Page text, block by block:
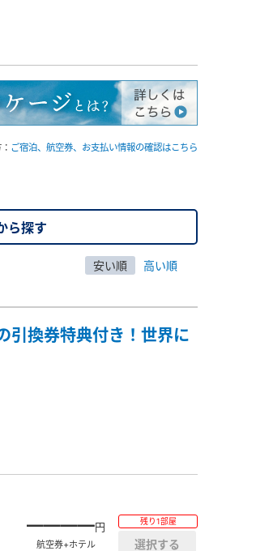
ご宿泊、航空券、お支払い情報の確認はこちら
ら探す
安い順 高い順
引換券特典付き！世界に
――――円
航空券+ホテル
残り1部屋